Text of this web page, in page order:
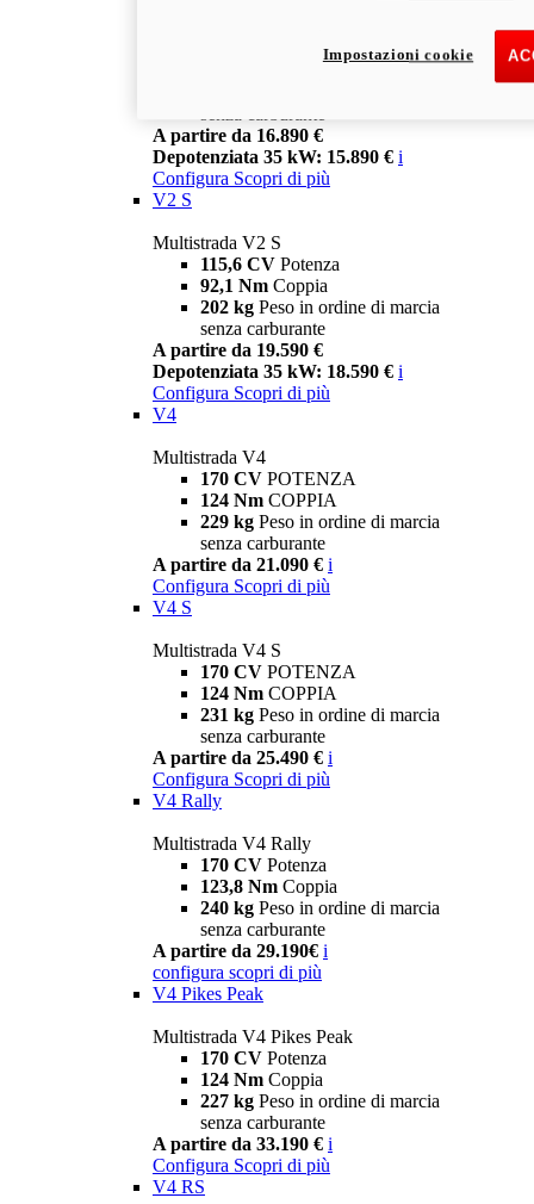
Potenza
A partire da 16.890 €
Depotenziata 35 kW: 15.890 € i
Configura Scopri di più
V2 S
Multistrada V2 S
115,6 CV Potenza
92,1 Nm Coppia
202 kg Peso in ordine di marcia
senza carburante
A partire da 19.590 €
Depotenziata 35 kW: 18.590 € i
Configura Scopri di più
V4
Multistrada V4
170 CV POTENZA
124 Nm COPPIA
229 kg Peso in ordine di marcia
senza carburante
A partire da 21.090 € i
Configura Scopri di più
V4 S
Multistrada V4 S
170 CV POTENZA
124 Nm COPPIA
231 kg Peso in ordine di marcia
senza carburante
A partire da 25.490 € i
Configura Scopri di più
V4 Rally
Multistrada V4 Rally
170 CV Potenza
123,8 Nm Coppia
240 kg Peso in ordine di marcia
senza carburante
A partire da 29.190€ i
configura scopri di più
V4 Pikes Peak
Multistrada V4 Pikes Peak
170 CV Potenza
124 Nm Coppia
227 kg Peso in ordine di marcia
senza carburante
A partire da 33.190 € i
Configura Scopri di più
V4 RS
Impostazioni cookie